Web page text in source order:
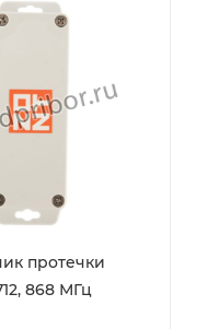
протечки
868 МГц